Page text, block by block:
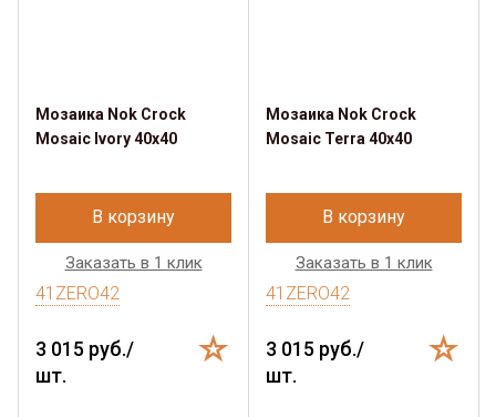
Мозаика Nok Crock
Mosaic Ivory 40x40
В корзину
Заказать в 1 клик
41ZERO42
3 015 руб./
шт.
Мозаика Nok Crock
Mosaic Terra 40x40
В корзину
Заказать в 1 клик
41ZERO42
3 015 руб./
шт.